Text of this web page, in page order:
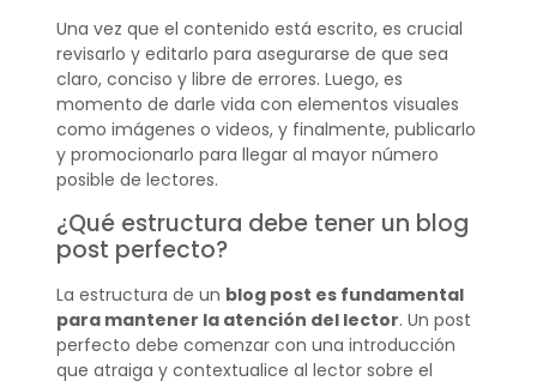
Una vez que el contenido está escrito, es crucial
revisarlo y editarlo para asegurarse de que sea
claro, conciso y libre de errores. Luego, es
momento de darle vida con elementos visuales
como imágenes o videos, y finalmente, publicarlo
y promocionarlo para llegar al mayor número
posible de lectores.
¿Qué estructura debe tener un blog
post perfecto?
La estructura de un blog post es fundamental
para mantener la atención del lector. Un post
perfecto debe comenzar con una introducción
que atraiga y contextualice al lector sobre el